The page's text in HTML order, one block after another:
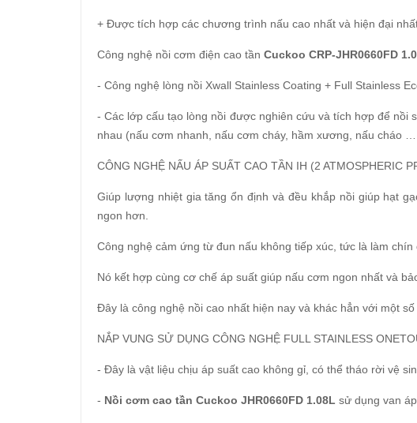
+ Được tích hợp các chương trình nấu cao nhất và hiện đại
Công nghệ nồi cơm điện cao tần Cuckoo CRP-JHR0660FD
- Công nghệ lòng nồi Xwall Stainless Coating + Full Stainless
- Các lớp cấu tạo lòng nồi được nghiên cứu và tích hợp để nồi
nhau (nấu cơm nhanh, nấu cơm cháy, hầm xương, nấu cháo
CÔNG NGHỆ NẤU ÁP SUẤT CAO TẦN IH (2 ATMOSPHERIC
Giúp lượng nhiệt gia tăng ổn định và đều khắp nồi giúp hạt
ngon hơn.
Công nghệ cảm ứng từ đun nấu không tiếp xúc, tức là làm
Nó kết hợp cùng cơ chế áp suất giúp nấu cơm ngon nhất và
Đây là công nghệ nồi cao nhất hiện nay và khác hẳn với một
NẮP VUNG SỬ DỤNG CÔNG NGHỆ FULL STAINLESS
- Đây là vật liệu chịu áp suất cao không gỉ, có thể tháo rời vệ
- Nồi cơm cao tần Cuckoo JHR0660FD 1.08L sử dụng van